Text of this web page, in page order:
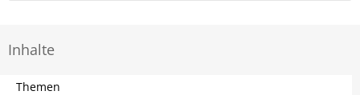
Inhalte
Themen